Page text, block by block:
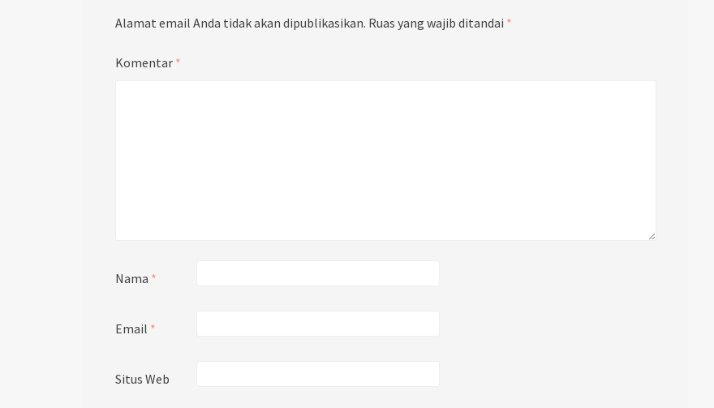
Alamat email Anda tidak akan dipublikasikan. Ruas yang wajib ditandai *
Komentar *
Nama *
Email *
Situs Web